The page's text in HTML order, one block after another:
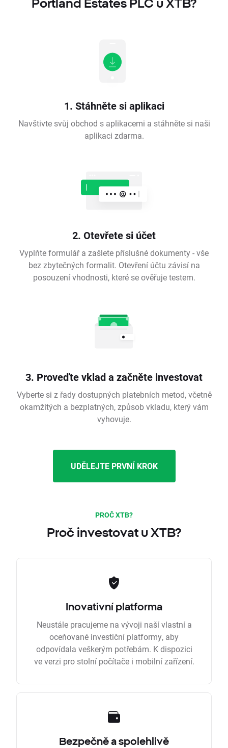
Portland Estates PLC u XTB?
1. Stáhněte si aplikaci
Navštivte svůj obchod s aplikacemi a stáhněte si naši
aplikaci zdarma.
2. Otevřete si účet
Vyplňte formulář a zašlete příslušné dokumenty - vše
bez zbytečných formalit. Otevření účtu závisí na
posouzení vhodnosti, které se ověřuje testem.
3. Proveďte vklad a začněte investovat
Vyberte si z řady dostupných platebních metod, včetně
okamžitých a bezplatných, způsob vkladu, který vám
vyhovuje.
UDĚLEJTE PRVNÍ KROK
PROČ XTB?
Proč investovat u XTB?
Inovativní platforma
Neustále pracujeme na vývoji naší vlastní a
oceňované investiční platformy, aby
odpovídala veškerým potřebám. K dispozici
ve verzi pro stolní počítače i mobilní zařízení.
Bezpečně a spolehlivě